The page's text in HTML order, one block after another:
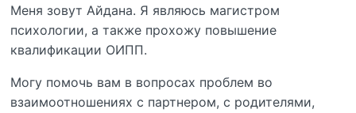
Меня зовут Айдана. Я являюсь магистром
психологии, а также прохожу повышение
квалификации ОИПП.
Могу помочь вам в вопросах проблем во
взаимоотношениях с партнером, с родителями,